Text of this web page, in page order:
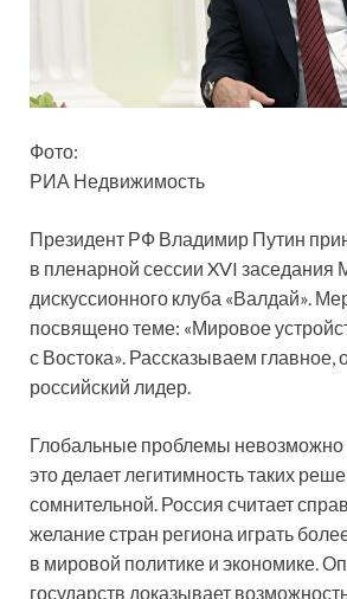
Фото:
РИА Недвижимость
Президент РФ Владимир Путин
в пленарной сессии XVI заседания
дискуссионного клуба «Валдай».
посвящено теме: «Мировое
с Востока». Рассказываем главное,
российский лидер.
Глобальные проблемы невозможно
это делает легитимность таких
сомнительной. Россия считает
желание стран региона играть
в мировой политике и экономике.
государств доказывает